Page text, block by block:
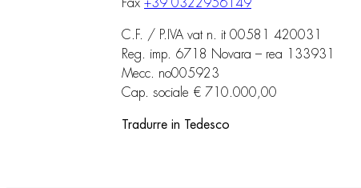
Fax +39 0322956149
C.F. / P.IVA vat n. it 00581 420031
Reg. imp. 6718 Novara – rea 133931
Mecc. no005923
Cap. sociale € 710.000,00
Tradurre in Tedesco